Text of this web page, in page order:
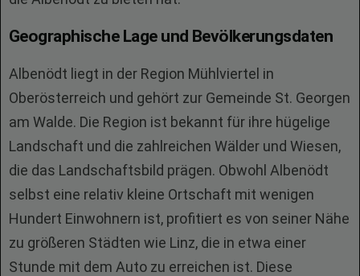
Geographische Lage und Bevölkerungsdaten
Albenödt liegt in der Region Mühlviertel in
Oberösterreich und gehört zur Gemeinde St. Georgen
am Walde. Die Region ist bekannt für ihre hügelige
Landschaft und die zahlreichen Wälder und Wiesen,
die das Landschaftsbild prägen. Obwohl Albenödt
selbst eine relativ kleine Ortschaft mit wenigen
Hundert Einwohnern ist, profitiert es von seiner Nähe
zu größeren Städten wie Linz, die in etwa einer
Stunde mit dem Auto zu erreichen ist. Diese